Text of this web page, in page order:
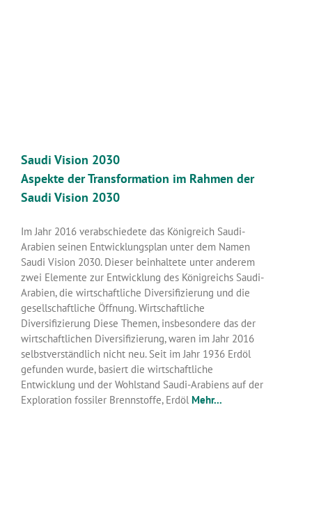
Saudi Vision 2030
Aspekte der Transformation im Rahmen der
Saudi Vision 2030
Im Jahr 2016 verabschiedete das Königreich Saudi-
Arabien seinen Entwicklungsplan unter dem Namen
Saudi Vision 2030. Dieser beinhaltete unter anderem
zwei Elemente zur Entwicklung des Königreichs Saudi-
Arabien, die wirtschaftliche Diversifizierung und die
gesellschaftliche Öffnung. Wirtschaftliche
Diversifizierung Diese Themen, insbesondere das der
wirtschaftlichen Diversifizierung, waren im Jahr 2016
selbstverständlich nicht neu. Seit im Jahr 1936 Erdöl
gefunden wurde, basiert die wirtschaftliche
Entwicklung und der Wohlstand Saudi-Arabiens auf der
Exploration fossiler Brennstoffe, Erdöl Mehr...